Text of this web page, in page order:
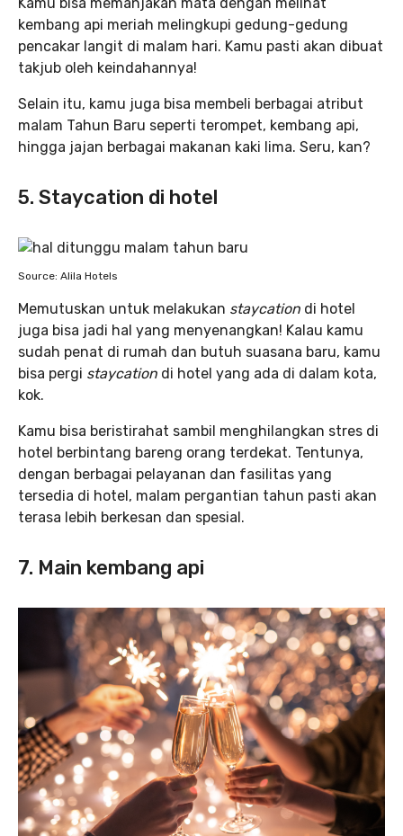
Kamu bisa memanjakan mata dengan melihat
kembang api meriah melingkupi gedung-gedung
pencakar langit di malam hari. Kamu pasti akan dibuat
takjub oleh keindahannya!
Selain itu, kamu juga bisa membeli berbagai atribut
malam Tahun Baru seperti terompet, kembang api,
hingga jajan berbagai makanan kaki lima. Seru, kan?
5. Staycation di hotel
Source: Alila Hotels
Memutuskan untuk melakukan staycation di hotel
juga bisa jadi hal yang menyenangkan! Kalau kamu
sudah penat di rumah dan butuh suasana baru, kamu
bisa pergi staycation di hotel yang ada di dalam kota,
kok.
Kamu bisa beristirahat sambil menghilangkan stres di
hotel berbintang bareng orang terdekat. Tentunya,
dengan berbagai pelayanan dan fasilitas yang
tersedia di hotel, malam pergantian tahun pasti akan
terasa lebih berkesan dan spesial.
7. Main kembang api